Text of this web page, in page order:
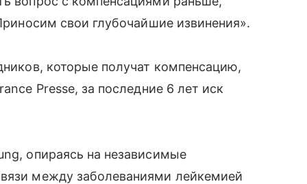
свои глубочайшие извинения».
которые получат компенсацию,
Presse, за последние 6 лет иск
опираясь на независимые
между заболеваниями лейкемией